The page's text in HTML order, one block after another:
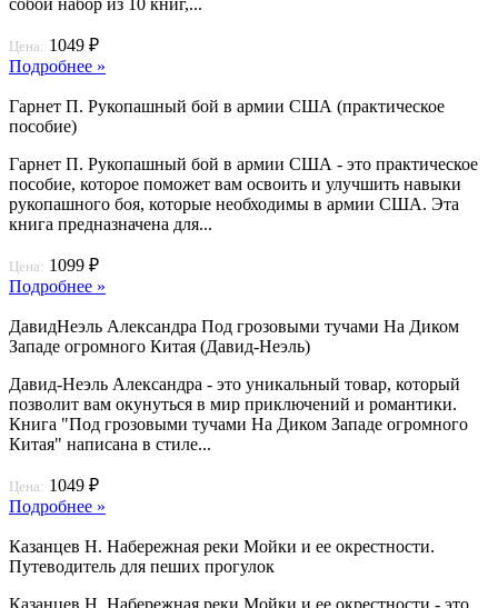
Цена: 1049 ₽
Подробнее »
Гарнет П. Рукопашный бой в армии США (практическое
пособие)
Гарнет П. Рукопашный бой в армии США - это практическое
пособие, которое поможет вам освоить и улучшить навыки
рукопашного боя, которые необходимы в армии США. Эта
книга предназначена для...
Цена: 1099 ₽
Подробнее »
Давид­Неэль Александра Под грозовыми тучами На Диком
Западе огромного Китая (Давид-Неэль)
Давид-Неэль Александра - это уникальный товар, который
позволит вам окунуться в мир приключений и романтики.
Книга "Под грозовыми тучами На Диком Западе огромного
Китая" написана в стиле...
Цена: 1049 ₽
Подробнее »
Казанцев Н. Набережная реки Мойки и ее окрестности.
Путеводитель для пеших прогулок
Казанцев Н. Набережная реки Мойки и ее окрестности - это